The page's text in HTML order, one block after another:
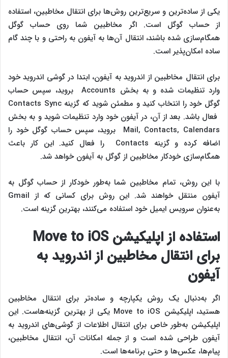
یکی از ساده‌ترین و سریع‌ترین روش‌ها برای انتقال مخاطبین، استفاده
از حساب گوگل است. اگر مخاطبین شما روی حساب گوگل
همگام‌سازی شده باشند، انتقال آن‌ها به آیفون به راحتی و با چند گام
ساده امکان‌پذیر است.
برای انتقال مخاطبین از اندروید به آیفون، ابتدا در گوشی اندروید خود
وارد تنظیمات شده و به بخش Accounts بروید، سپس حساب
گوگل خود را انتخاب کنید و مطمئن شوید که گزینه Contacts Sync
فعال باشد. بعد از آن، در آیفون خود وارد تنظیمات شوید و به بخش
Mail, Contacts, Calendars بروید، سپس حساب گوگل خود را
اضافه کرده و گزینه Contacts را فعال کنید. این کار باعث
همگام‌سازی خودکار مخاطبین از گوگل به آیفون خواهد شد.
با این روش، تمام مخاطبین شما به‌طور خودکار از حساب گوگل به
آیفون منتقل خواهند شد. این روش برای کسانی که از Gmail
به‌عنوان سرویس ایمیل خود استفاده می‌کنند، بهترین گزینه است.
استفاده از اپلیکیشنMove to iOS
برای انتقال مخاطبین از اندروید به
آیفون
اگر به‌دنبال یک روش یکپارچه و ساده‌تر برای انتقال مخاطبین
هستید، اپلیکیشن Move to iOS یکی از بهترین گزینه‌هاست. این
اپلیکیشن به‌طور خاص برای انتقال اطلاعات از گوشی‌های اندروید به
آیفون طراحی شده است و از جمله امکانات آن، انتقال مخاطبین،
پیام‌ها، عکس‌ها و حتی برنامه‌ها است.